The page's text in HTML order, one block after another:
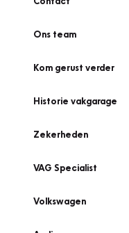
Ons team
Kom gerust verder
Historie vakgarage
Zekerheden
VAG Specialist
Volkswagen